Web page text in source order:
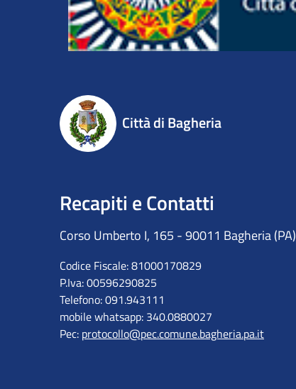
Città di Bagheria
Recapiti e Contatti
Corso Umberto I, 165 - 90011 Bagheria (PA)
Codice Fiscale: 81000170829
P.Iva: 00596290825
Telefono: 091.943111
mobile whatsapp: 340.0880027
Pec: protocollo@pec.comune.bagheria.pa.it